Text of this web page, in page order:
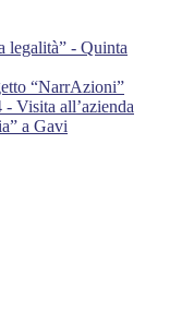
legalità” - Quinta
“NarrAzioni”
Visita all’azienda
a Gavi